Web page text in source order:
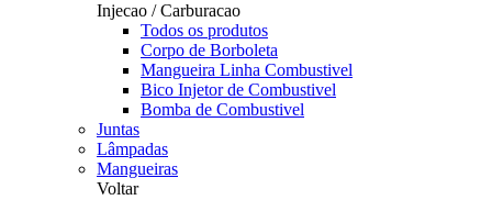
Injecao / Carburacao
Todos os produtos
Corpo de Borboleta
Mangueira Linha Combustivel
Bico Injetor de Combustivel
Bomba de Combustivel
Juntas
Lâmpadas
Mangueiras
Voltar